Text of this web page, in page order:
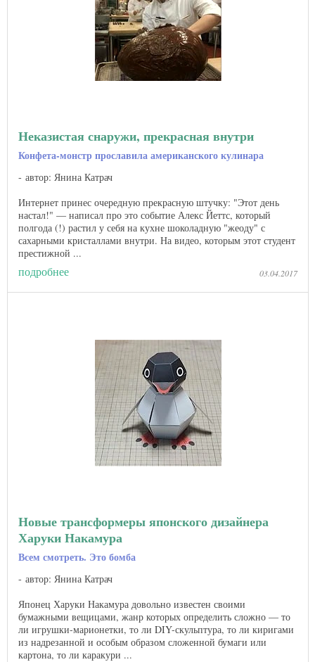
Неказистая снаружи, прекрасная внутри
Конфета-монстр прославила американского кулинара
автор: Янина Катрач
Интернет принес очередную прекрасную штучку: "Этот день
настал!" — написал про это событие Алекс Йеттс, который
полгода (!) растил у себя на кухне шоколадную "жеоду" с
сахарными кристаллами внутри. На видео, которым этот студент
престижной ...
подробнее 03.04.2017
Новые трансформеры японского дизайнера
Харуки Накамура
Всем смотреть. Это бомба
автор: Янина Катрач
Японец Харуки Накамура довольно известен своими
бумажными вещицами, жанр которых определить сложно — то
ли игрушки-марионетки, то ли DIY-скульптура, то ли киригами
из надрезанной и особым образом сложенной бумаги или
картона, то ли каракури ...